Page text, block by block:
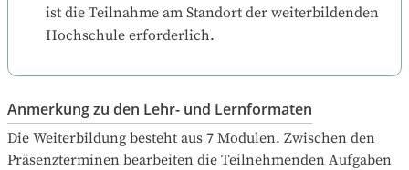
ist die Teilnahme am Standort der weiterbildenden
Hochschule erforderlich.
Anmerkung zu den Lehr- und Lernformaten
Die Weiterbildung besteht aus 7 Modulen. Zwischen den
Präsenzterminen bearbeiten die Teilnehmenden Aufgaben